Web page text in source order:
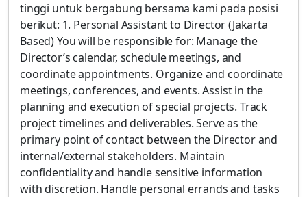
tinggi untuk bergabung bersama kami pada posisi
berikut: 1. Personal Assistant to Director (Jakarta
Based) You will be responsible for: Manage the
Director’s calendar, schedule meetings, and
coordinate appointments. Organize and coordinate
meetings, conferences, and events. Assist in the
planning and execution of special projects. Track
project timelines and deliverables. Serve as the
primary point of contact between the Director and
internal/external stakeholders. Maintain
confidentiality and handle sensitive information
with discretion. Handle personal errands and tasks